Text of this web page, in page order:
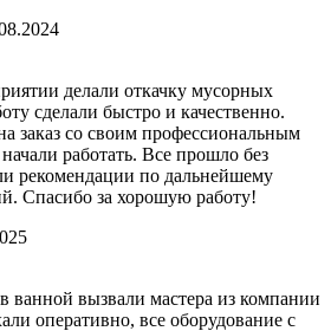
делали откачку мусорных
сделали быстро и качественно.
заказ со своим профессиональным
работать. Все прошло без
рекомендации по дальнейшему
Спасибо за хорошую работу!
ванной вызвали мастера из компании
оперативно, все оборудование с